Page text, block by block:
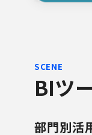
SCENE
BIツ
部門別活